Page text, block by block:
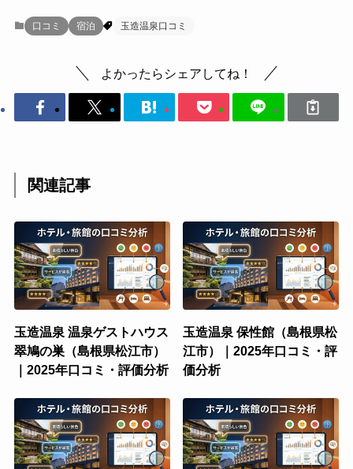
口コミ 宿泊 玉造温泉口コミ
よかったらシェアしてね！
関連記事
玉造温泉 温泉ゲストハウス
翠鳩の巣（島根県松江市）
｜2025年口コミ・評価分析
玉造温泉 保性館（島根県松
江市）｜2025年口コミ・評
価分析